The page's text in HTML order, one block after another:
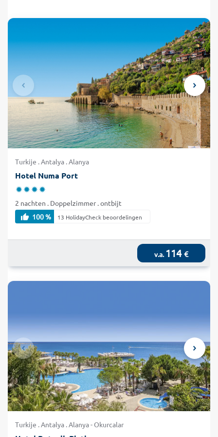
rondt u de dag af met een ontspannen bezoekje aan de
knappe spa- en wellnessvoorzieningen in uw hotel. Ontdek
de pracht van deze bruisende stad en boek uw hotel in
Alanya vandaag nog snel en ongelooflijk voordelig bij
Turkije . Antalya . Alanya
Hotel Numa Port
2 nachten . Doppelzimmer . ontbijt
100 %
13 HolidayCheck beoordelingen
v.a.114 €
Turkije . Antalya . Alanya - Okurcalar